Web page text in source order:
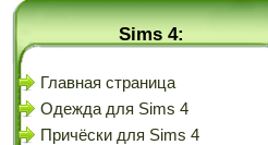
Sims 4:
Главная страница
Одежда для Sims 4
Причёски для Sims 4